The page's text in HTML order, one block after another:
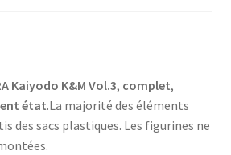
Kaiyodo K&M Vol.3, complet,
état.La majorité des éléments
des sacs plastiques. Les figurines ne